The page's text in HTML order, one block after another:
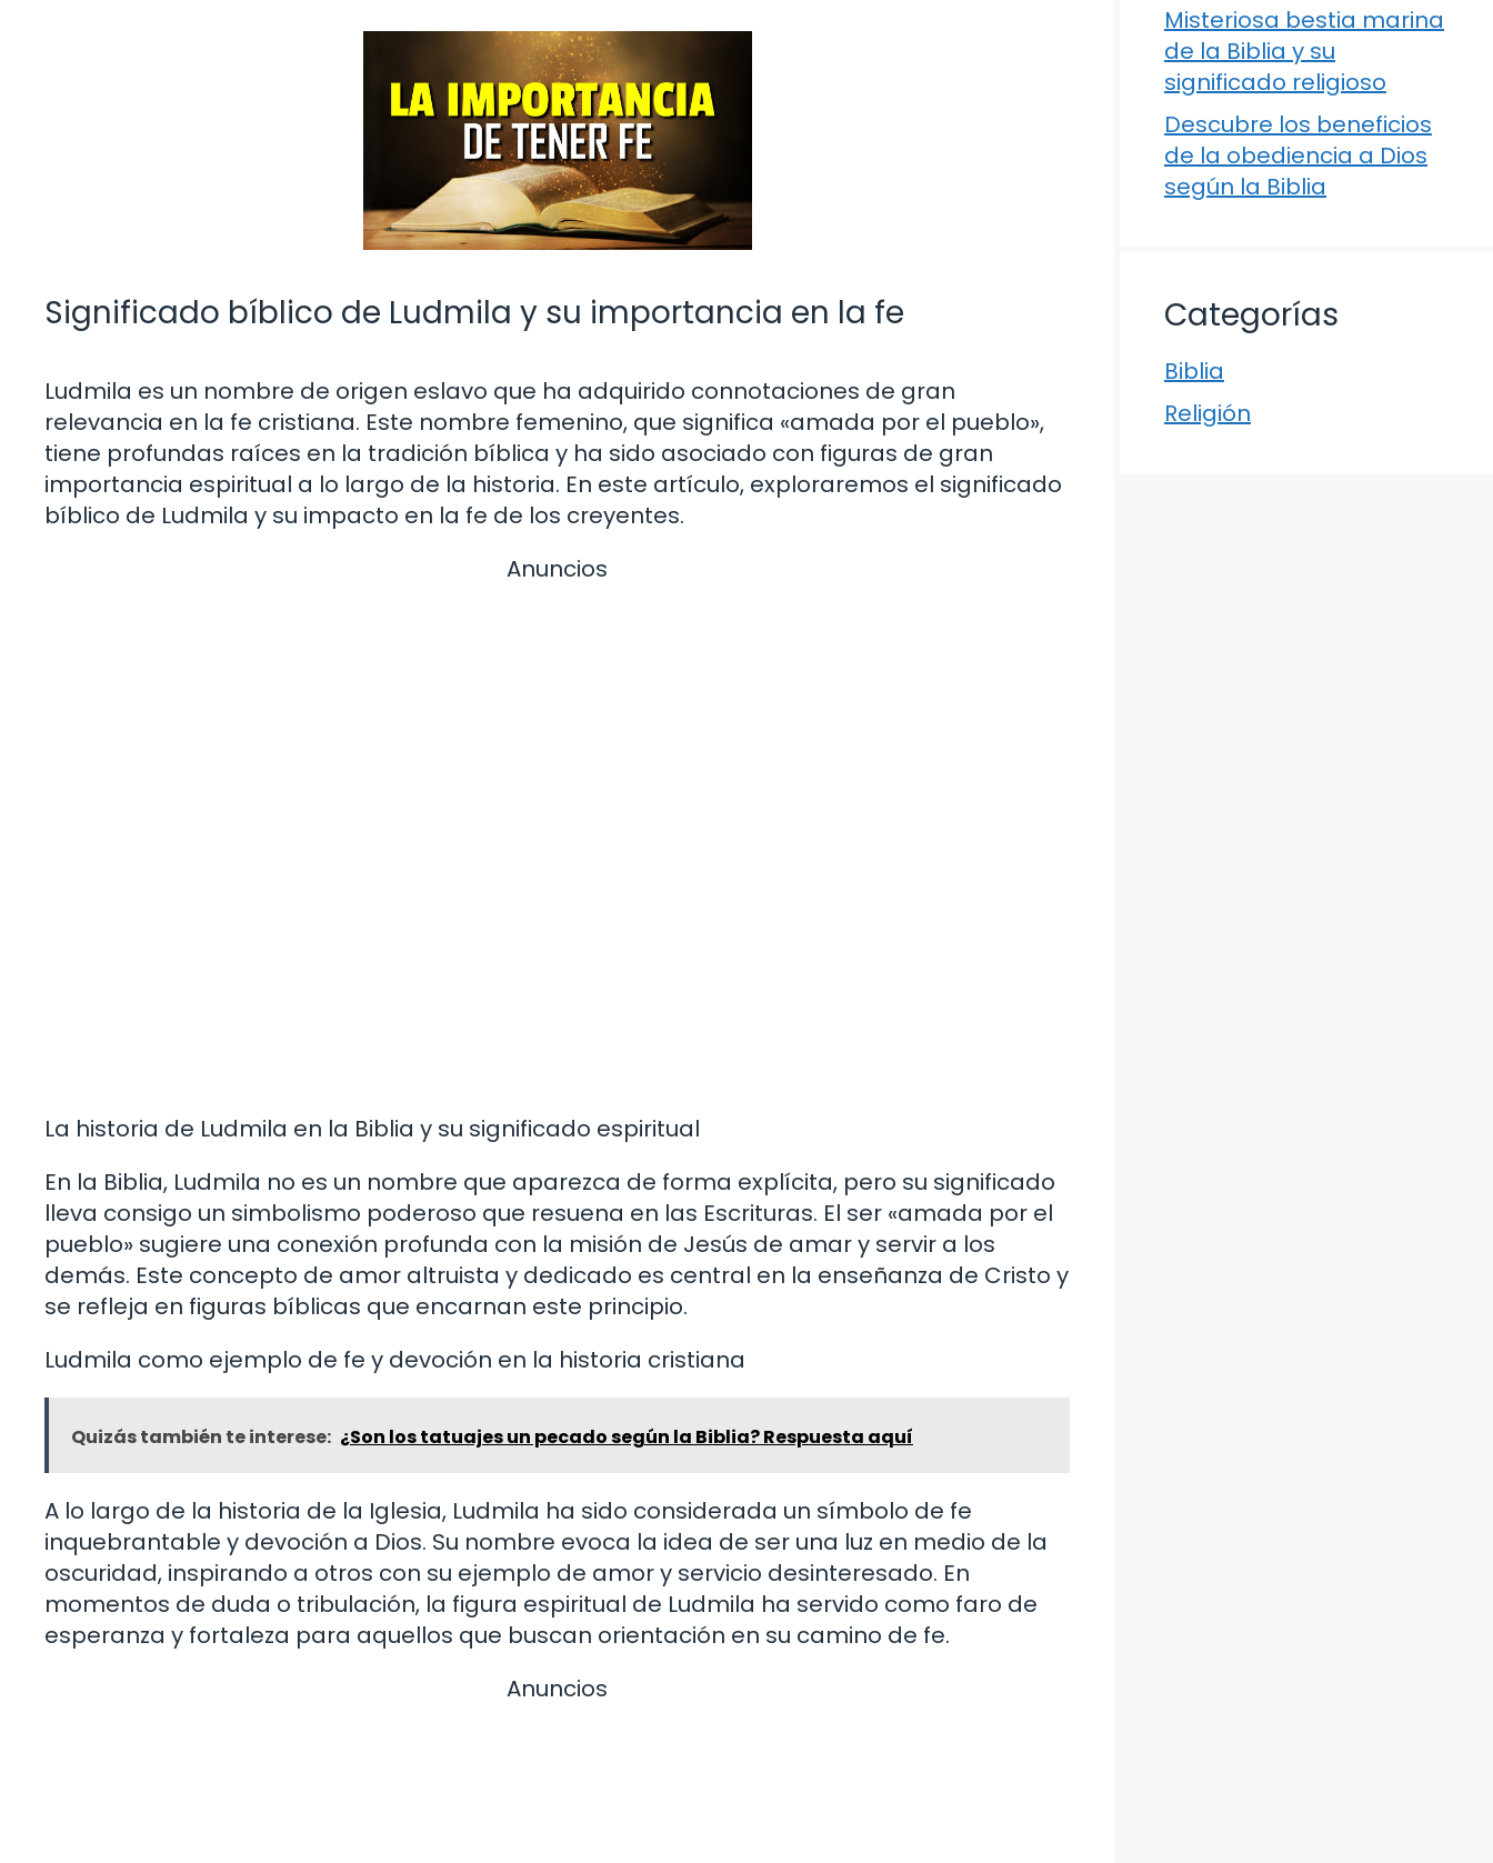
Significado bíblico de Ludmila y su importancia en la fe
Ludmila es un nombre de origen eslavo que ha adquirido connotaciones de gran
relevancia en la fe cristiana. Este nombre femenino, que significa «amada por el pueblo»,
tiene profundas raíces en la tradición bíblica y ha sido asociado con figuras de gran
importancia espiritual a lo largo de la historia. En este artículo, exploraremos el significado
bíblico de Ludmila y su impacto en la fe de los creyentes.
Anuncios
La historia de Ludmila en la Biblia y su significado espiritual
En la Biblia, Ludmila no es un nombre que aparezca de forma explícita, pero su significado
lleva consigo un simbolismo poderoso que resuena en las Escrituras. El ser «amada por el
pueblo» sugiere una conexión profunda con la misión de Jesús de amar y servir a los
demás. Este concepto de amor altruista y dedicado es central en la enseñanza de Cristo y
se refleja en figuras bíblicas que encarnan este principio.
Ludmila como ejemplo de fe y devoción en la historia cristiana
Quizás también te interese: ¿Son los tatuajes un pecado según la Biblia? Respuesta aquí
A lo largo de la historia de la Iglesia, Ludmila ha sido considerada un símbolo de fe
inquebrantable y devoción a Dios. Su nombre evoca la idea de ser una luz en medio de la
oscuridad, inspirando a otros con su ejemplo de amor y servicio desinteresado. En
momentos de duda o tribulación, la figura espiritual de Ludmila ha servido como faro de
esperanza y fortaleza para aquellos que buscan orientación en su camino de fe.
Anuncios
Misteriosa bestia marina
de la Biblia y su
significado religioso
Descubre los beneficios
de la obediencia a Dios
según la Biblia
Categorías
Biblia
Religión